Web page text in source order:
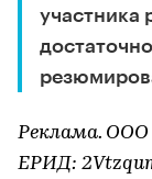
участника
Реклама. ООО
ЕРИД: